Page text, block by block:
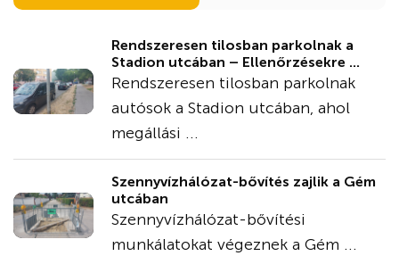
Rendszeresen tilosban parkolnak a
Stadion utcában – Ellenőrzésekre ...
Rendszeresen tilosban parkolnak
autósok a Stadion utcában, ahol
megállási ...
Szennyvízhálózat-bővítés zajlik a Gém
utcában
Szennyvízhálózat-bővítési
munkálatokat végeznek a Gém ...